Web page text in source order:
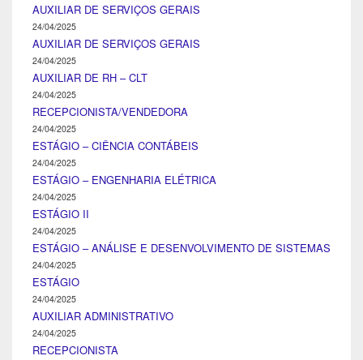
AUXILIAR DE SERVIÇOS GERAIS
24/04/2025
AUXILIAR DE SERVIÇOS GERAIS
24/04/2025
AUXILIAR DE RH – CLT
24/04/2025
RECEPCIONISTA/VENDEDORA
24/04/2025
ESTÁGIO – CIÊNCIA CONTÁBEIS
24/04/2025
ESTÁGIO – ENGENHARIA ELÉTRICA
24/04/2025
ESTÁGIO II
24/04/2025
ESTÁGIO – ANÁLISE E DESENVOLVIMENTO DE SISTEMAS
24/04/2025
ESTÁGIO
24/04/2025
AUXILIAR ADMINISTRATIVO
24/04/2025
RECEPCIONISTA